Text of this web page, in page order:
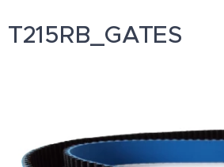
T215RB_GATES